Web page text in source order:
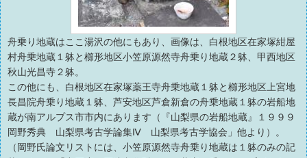
舟乗り地蔵はここ湯沢の他にもあり、画像は、白根地区在家塚紺屋
村舟乗地蔵１躰と櫛形地区小笠原源然寺舟乗り地蔵２躰、甲西地区
秋山光昌寺２躰。
この他にも、白根地区在家塚薬王寺舟乗地蔵１躰と櫛形地区上宮地
長昌院舟乗り地蔵１躰、芦安地区芦倉新倉の舟乗地蔵１躰の岩船地
蔵が南アルプス市市内にあります（『山梨県の岩船地蔵』１９９９
岡野秀典 山梨県考古学論集Ⅳ 山梨県考古学協会」他より）。
（岡野氏論文リストには、小笠原源然寺舟乗り地蔵は１躰のみの記